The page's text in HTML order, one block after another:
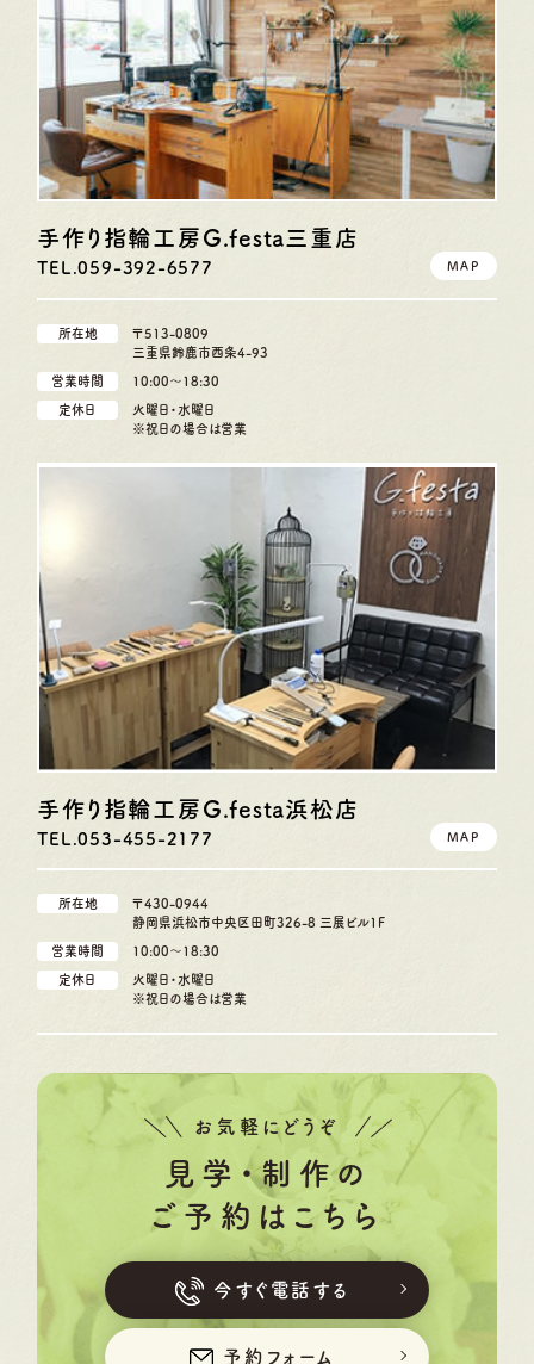
手作り指輪工房G.festa三重店
TEL.059-392-6577 MAP
所在地
〒513-0809
三重県鈴鹿市西条4-93
営業時間 10:00〜18:30
定休日
火曜日・水曜日
※祝日の場合は営業
手作り指輪工房G.festa浜松店
TEL.053-455-2177 MAP
所在地
〒430-0944
静岡県浜松市中央区田町326-8 三展ビル1F
営業時間 10:00〜18:30
定休日
火曜日・水曜日
※祝日の場合は営業
お気軽にどうぞ
見学・制作の
ご予約はこちら
今すぐ電話する
予約フォーム